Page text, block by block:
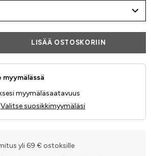
LISÄÄ OSTOSKORIIN
myymäläsaatavuus
Valitse suosikkimyymäläsi
yli 69 € ostoksille